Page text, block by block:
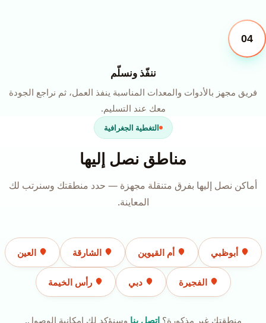
04
ننفّذ ونسلّم
فريق مجهز بالأدوات والمعدات المناسبة ينفذ العمل، ثم نراجع الجودة
معك عند التسليم.
التغطية الجغرافية
مناطق نصل إليها
أماكن نصل إليها بفرق متنقلة مجهزة — حدد منطقتك وسنرتب لك
المعاينة.
أبوظبي أم القيوين الشارقة العين
الفجيرة دبي رأس الخيمة
منطقتك غير مذكورة؟اتصل بنا وسنؤكد لك إمكانية الوصول.